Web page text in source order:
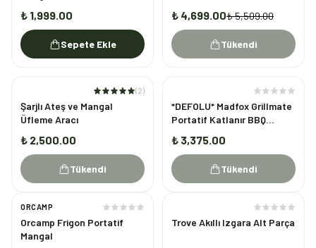
₺ 1,999.00
Sepete Ekle
₺ 4,699.00₺ 5,509.00
Tükendi
(2)
Şarjlı Ateş ve Mangal
Üfleme Aracı
₺ 2,500.00
Tükendi
*DEFOLU* Madfox Grillmate
Portatif Katlanır BBQ
₺ 3,375.00
Tükendi
TÜKENDI
ORCAMP
Orcamp Frigon Portatif
Mangal
Trove Akıllı Izgara Alt Parça